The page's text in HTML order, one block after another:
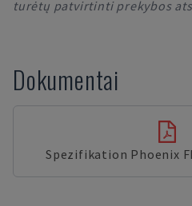
turėtų patvirtinti prekybos
Dokumentai
Spezifikation Phoenix